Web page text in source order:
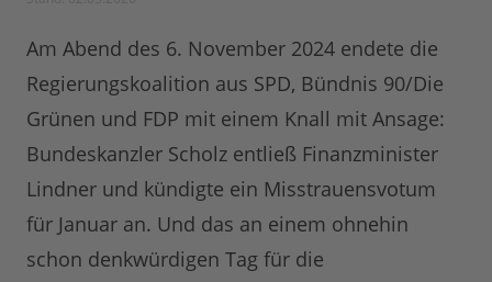
Am Abend des 6. November 2024 endete die
Regierungskoalition aus SPD, Bündnis 90/Die
Grünen und FDP mit einem Knall mit Ansage:
Bundeskanzler Scholz entließ Finanzminister
Lindner und kündigte ein Misstrauensvotum
für Januar an. Und das an einem ohnehin
schon denkwürdigen Tag für die